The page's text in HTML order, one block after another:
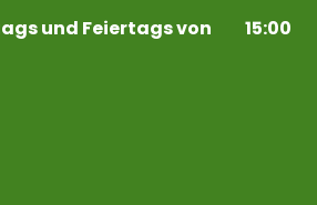
und Feiertags von 15:00